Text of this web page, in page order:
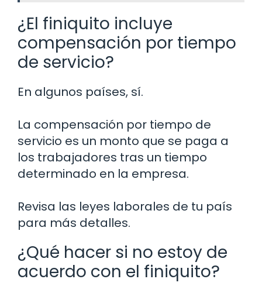
¿El finiquito incluye
compensación por tiempo
de servicio?
En algunos países, sí.
La compensación por tiempo de
servicio es un monto que se paga a
los trabajadores tras un tiempo
determinado en la empresa.
Revisa las leyes laborales de tu país
para más detalles.
¿Qué hacer si no estoy de
acuerdo con el finiquito?